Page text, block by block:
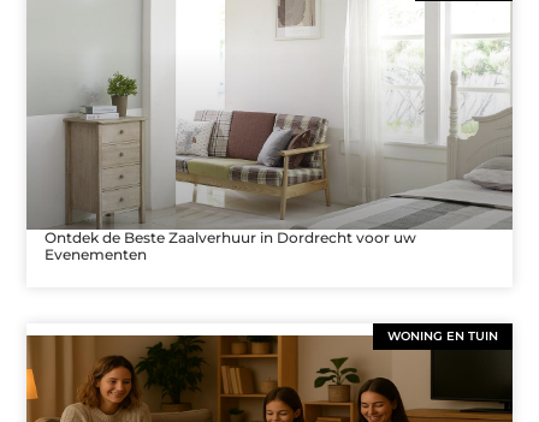
Ontdek de Beste Zaalverhuur in Dordrecht voor uw
Evenementen
WONING EN TUIN